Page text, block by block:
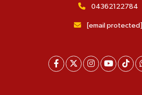
04362122784
[email protected]